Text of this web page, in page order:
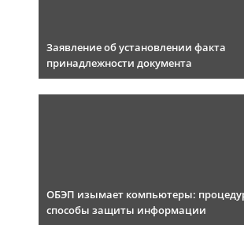
Заявление об установлении факта
принадлежности документа
ОБЭП изымает компьютеры:
способы защиты информации